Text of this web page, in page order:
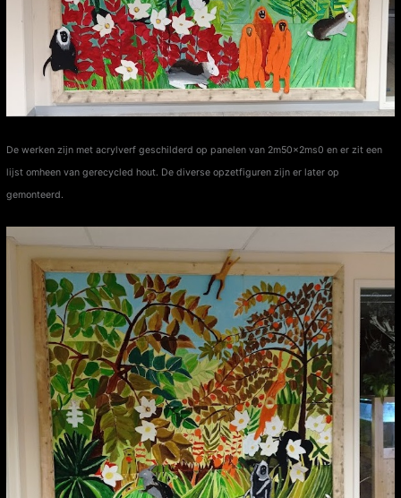
De werken zijn met acrylverf geschilderd op panelen van 2m50x2ms0 en er zit een
lijst omheen van gerecycled hout. De diverse opzetfiguren zijn er later op
gemonteerd.